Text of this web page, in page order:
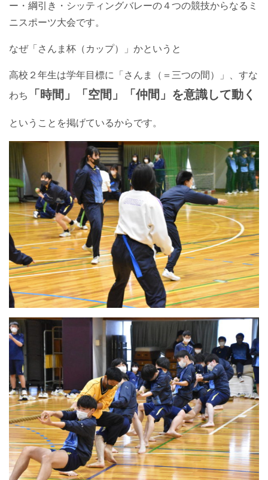
ー・綱引き・シッティングバレーの４つの競技からなるミ
ニスポーツ大会です。
なぜ「さんま杯（カップ）」かというと
高校２年生は学年目標に 「さんま（＝三つの間）」
、すな
わち
「時間」「空間」「仲間」を意識して動く
ということを掲げているからです。